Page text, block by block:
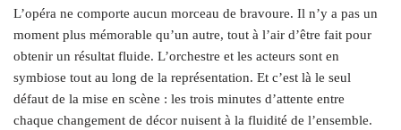
L’opéra ne comporte aucun morceau de bravoure. Il n’y a pas un
moment plus mémorable qu’un autre, tout à l’air d’être fait pour
obtenir un résultat fluide. L’orchestre et les acteurs sont en
symbiose tout au long de la représentation. Et c’est là le seul
défaut de la mise en scène : les trois minutes d’attente entre
chaque changement de décor nuisent à la fluidité de l’ensemble.